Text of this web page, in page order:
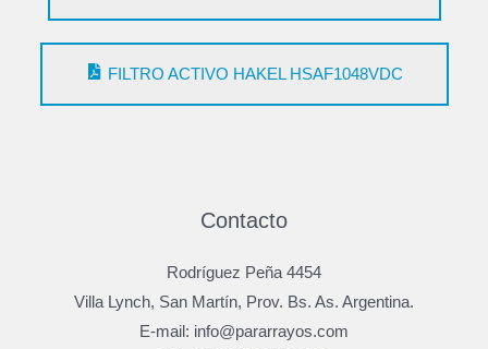
FILTRO ACTIVO HAKEL HSAF1048VDC
Contacto
Rodríguez Peña 4454
Villa Lynch, San Martín, Prov. Bs. As. Argentina.
E-mail: info@pararrayos.com